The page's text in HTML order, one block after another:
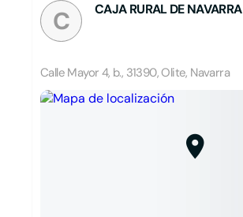
C CAJA RURAL DE NAVARRA
Calle Mayor 4, b., 31390, Olite, Navarra